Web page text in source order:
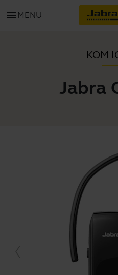
menu MENU
KOM
Jabra